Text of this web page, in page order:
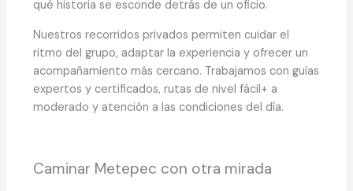
qué historia se esconde detrás de un oficio.
Nuestros recorridos privados permiten cuidar el
ritmo del grupo, adaptar la experiencia y ofrecer un
acompañamiento más cercano. Trabajamos con guías
expertos y certificados, rutas de nivel fácil+ a
moderado y atención a las condiciones del día.
Caminar Metepec con otra mirada